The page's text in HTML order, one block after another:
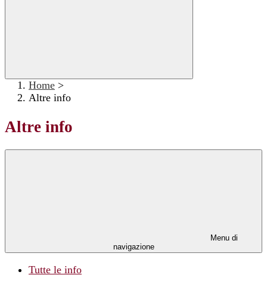
Home >
Altre info
Altre info
Menu di
navigazione
Tutte le info